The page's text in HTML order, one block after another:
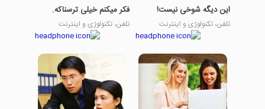
این دیگه شوخی نیست!
تلفن، تکنولوژی و اینترنت
فکر میکنم خیلی ترسناکه.
تلفن، تکنولوژی و اینترنت